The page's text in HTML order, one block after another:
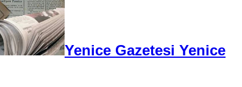
Yenice Gazetesi Yenice